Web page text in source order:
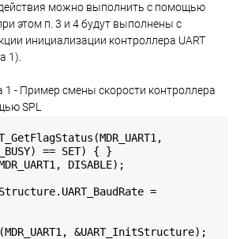
можно выполнить с помощью
этом п. 3 и 4 будут выполнены с
инициализации контроллера UART
1).
1 - Пример смены скорости контроллера
SPL
== SET) { }
DISABLE);
=
&UART_InitStructure);